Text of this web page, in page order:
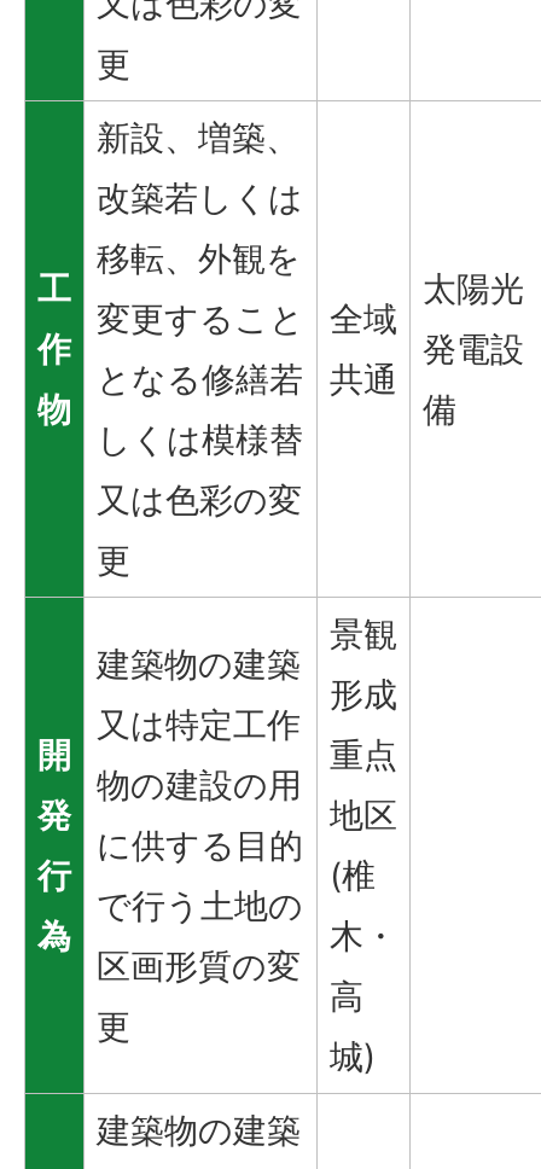
更
工
作
物
新設、増築、
改築若しくは
移転、外観を
変更すること
となる修繕若
しくは模様替
又は色彩の変
更
全域
共通
太陽光
発電設
備
開
発
行
為
建築物の建築
又は特定工作
物の建設の用
に供する目的
で行う土地の
区画形質の変
更
景観
形成
重点
地区
(椎
木・
高
城)
建築物の建築